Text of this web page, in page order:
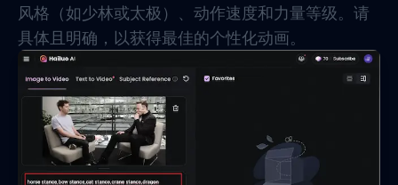
风格（如少林或太极）、动作速度和力量等级。请
具体且明确，以获得最佳的个性化动画。